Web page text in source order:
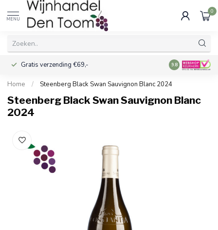
MENU
0
Gratis verzending €69,- Voor 16:00
9.8
Home / Steenberg Black Swan Sauvignon Blanc 2024
Steenberg Black Swan Sauvignon Blanc
2024